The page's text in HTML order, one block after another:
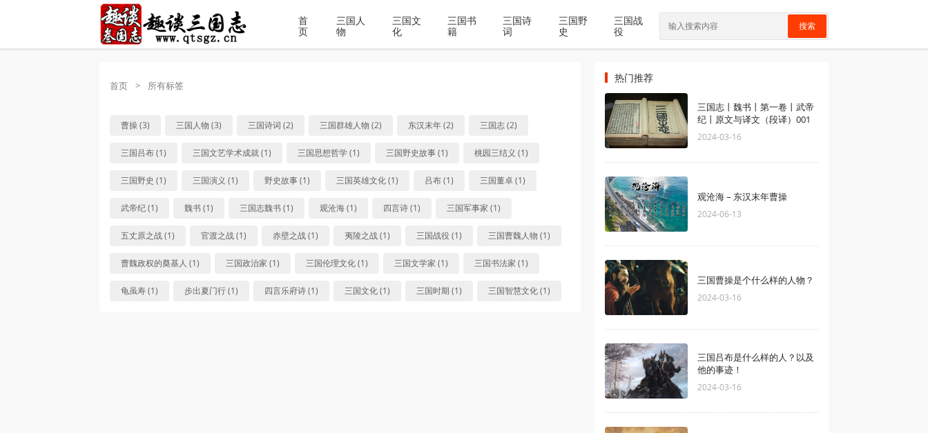
首
页
三国人
物
三国文
化
三国书
籍
三国诗
词
三国野
史
三国战
役
搜索
首页 > 所有标签
曹操 (3) 三国人物 (3) 三国诗词 (2) 三国群雄人物 (2) 东汉末年 (2) 三国志 (2)
三国吕布 (1) 三国文艺学术成就 (1) 三国思想哲学 (1) 三国野史故事 (1) 桃园三结义 (1)
三国野史 (1) 三国演义 (1) 野史故事 (1) 三国英雄文化 (1) 吕布 (1) 三国董卓 (1)
武帝纪 (1) 魏书 (1) 三国志魏书 (1) 观沧海 (1) 四言诗 (1) 三国军事家 (1)
五丈原之战 (1) 官渡之战 (1) 赤壁之战 (1) 夷陵之战 (1) 三国战役 (1) 三国曹魏人物 (1)
曹魏政权的奠基人 (1) 三国政治家 (1) 三国伦理文化 (1) 三国文学家 (1) 三国书法家 (1)
龟虽寿 (1) 步出夏门行 (1) 四言乐府诗 (1) 三国文化 (1) 三国时期 (1) 三国智慧文化 (1)
热门推荐
三国志丨魏书丨第一卷丨武帝
纪丨原文与译文（段译）001
2024-03-16
观沧海 – 东汉末年曹操
2024-06-13
三国曹操是个什么样的人物？
2024-03-16
三国吕布是什么样的人？以及
他的事迹！
2024-03-16